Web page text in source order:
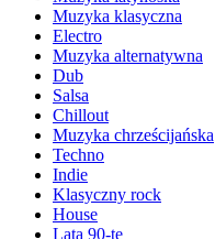
Muzyka klasyczna
Electro
Muzyka alternatywna
Dub
Salsa
Chillout
Muzyka chrześcijańska
Techno
Indie
Klasyczny rock
House
Lata 90-te